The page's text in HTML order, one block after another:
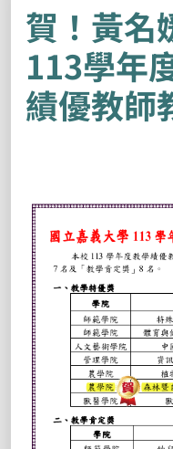
賀！黃名
113學年
績優教師